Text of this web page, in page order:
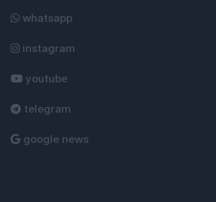
whatsapp
instagram
youtube
telegram
google news